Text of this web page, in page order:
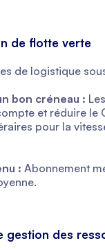
de flotte verte
de logistique
bon créneau :
et réduire le
pour la
: Abonnement
gestion des